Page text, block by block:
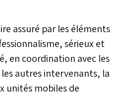
assuré par les éléments
sérieux et
en coordination avec les
autres intervenants, la
unités mobiles de